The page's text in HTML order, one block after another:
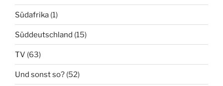
Südafrika (1)
Süddeutschland (15)
TV (63)
Und sonst so? (52)